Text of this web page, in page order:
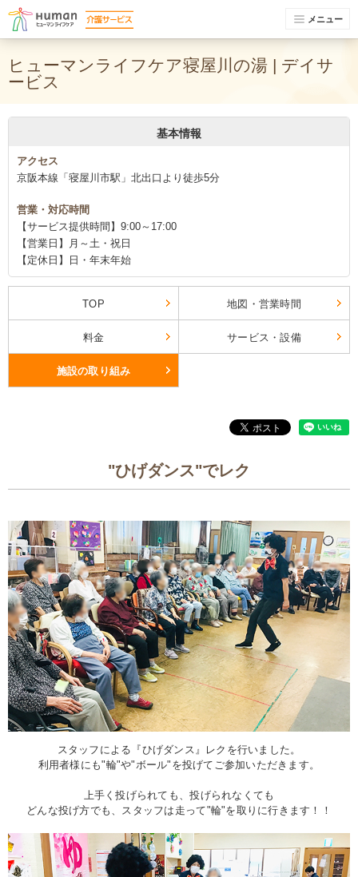
メニュー
ヒューマンライフケア寝屋川の湯 | デイサ
ービス
基本情報
アクセス
京阪本線「寝屋川市駅」北出口より徒歩5分
営業・対応時間
【サービス提供時間】9:00～17:00
【営業日】月～土・祝日
【定休日】日・年末年始
TOP 地図・営業時間
料金 サービス・設備
施設の取り組み
"ひげダンス"でレク
スタッフによる『ひげダンス』レクを行いました。
利用者様にも"輪"や"ボール"を投げてご参加いただきます。
上手く投げられても、投げられなくても
どんな投げ方でも、スタッフは走って"輪"を取りに行きます！！